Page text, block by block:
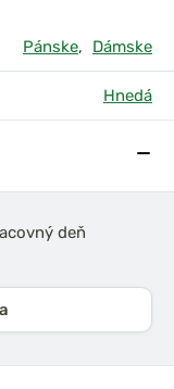
Pánske, Dámske
Hnedá
deň